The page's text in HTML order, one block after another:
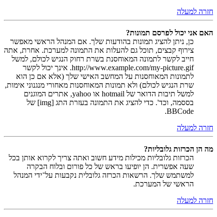
חזרה למעלה
האם אני יכול לפרסם תמונות?
כן, ניתן להציג תמונות בהודעות שלך. אם המנהל הראשי מאפשר
צירוף קבצים, תוכל גם להעלות את התמונה למערכת. אחרת, אתה
חייב לקשר לתמונה המאוחסנת בשרת רחוק הנגיש לכולם, למשל
http://www.example.com/my-picture.gif. אינך יכול לקשר
לתמונות המאוחסנות על המחשב האישי שלך (אלא אם כן הוא
שרת הנגיש לכולם) ולא תמונות המאוחסנות מאחורי מנגנוני אימות,
למשל תיבות הדואר של hotmail או yahoo, אתרים המוגנים
בססמה, וכד'. כדי להציג את התמונה בעזרת התג [img] של
BBCode.
חזרה למעלה
מה הן הכרזות גלובליות?
הכרזות גלובליות מכילות מידע חשוב ואתה צריך לקרוא אותן בכל
שעה אפשרית. הן יופיעו בראש של כל פורום ובלוח הבקרה
למשתמש שלך. הרשאות הכרזה גלובלית נקבעות על־ידי המנהל
הראשי של המערכת.
חזרה למעלה